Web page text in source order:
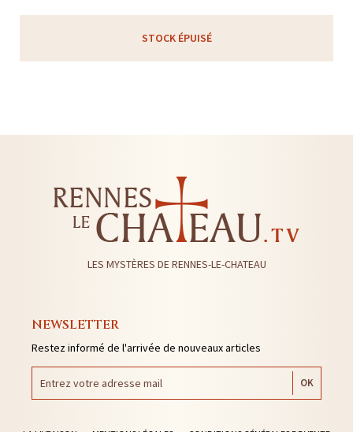
STOCK ÉPUISÉ
LES MYSTÈRES DE RENNES-LE-CHATEAU
NEWSLETTER
Restez informé de l'arrivée de nouveaux articles